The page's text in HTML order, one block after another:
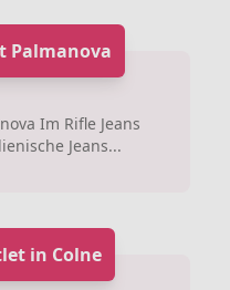
Palmanova
Im Rifle Jeans
Jeans...
in Colne